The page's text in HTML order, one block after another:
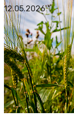
12.05.2026